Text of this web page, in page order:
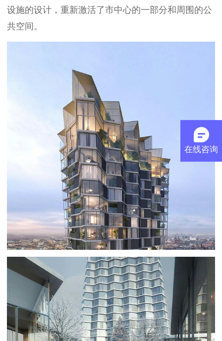
设施的设计，重新激活了市中心的一部分和周围的公
共空间。
在线咨询